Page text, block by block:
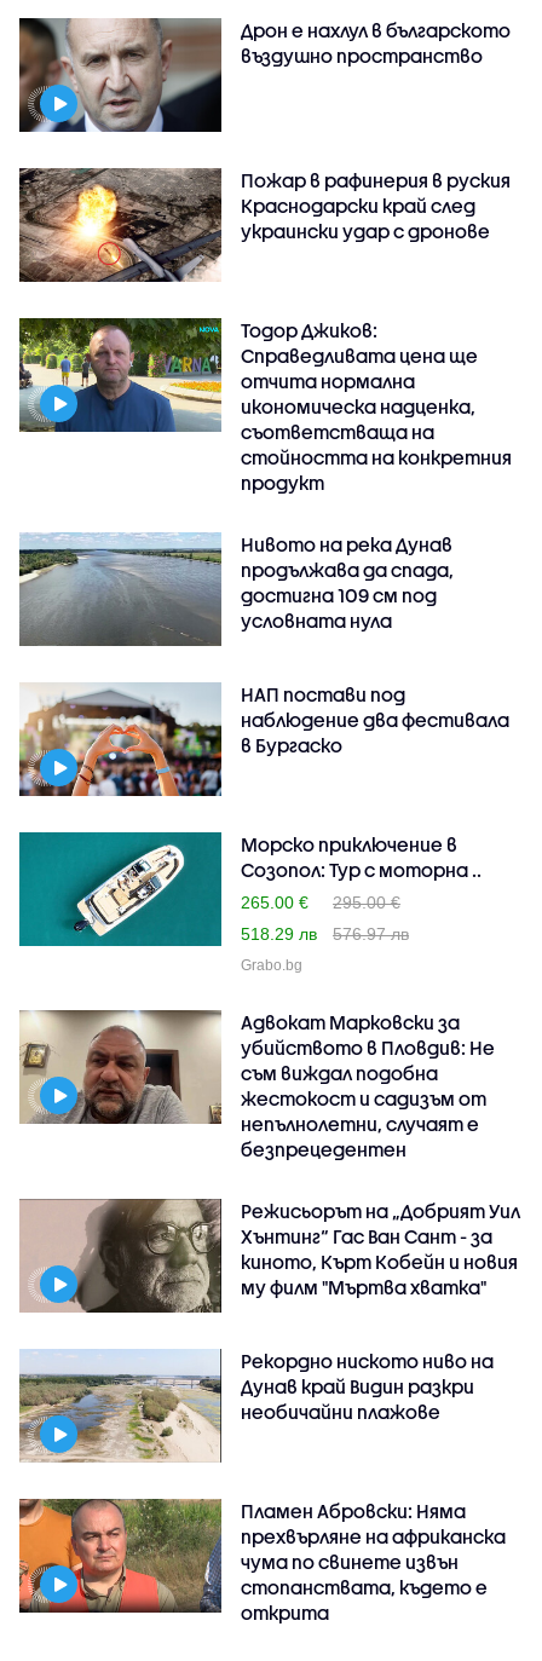
Дрон е нахлул в българското
въздушно пространство
Пожар в рафинерия в руския
Краснодарски край след
украински удар с дронове
Тодор Джиков:
Справедливата цена ще
отчита нормална
икономическа надценка,
съответстваща на
стойността на конкретния
продукт
Нивото на река Дунав
продължава да спада,
достигна 109 см под
условната нула
НАП постави под
наблюдение два фестивала
в Бургаско
Морско приключение в
Созопол: Тур с моторна ..
265.00 €
295.00 €
518.29 лв
576.97 лв
Grabo.bg
Адвокат Марковски за
убийството в Пловдив: Не
съм виждал подобна
жестокост и садизъм от
непълнолетни, случаят е
безпрецедентен
Режисьорът на „Добрият Уил
Хънтинг“ Гас Ван Сант - за
киното, Кърт Кобейн и новия
му филм "Мъртва хватка"
Рекордно ниското ниво на
Дунав край Видин разкри
необичайни плажове
Пламен Абровски: Няма
прехвърляне на африканска
чума по свинете извън
стопанствата, където е
открита